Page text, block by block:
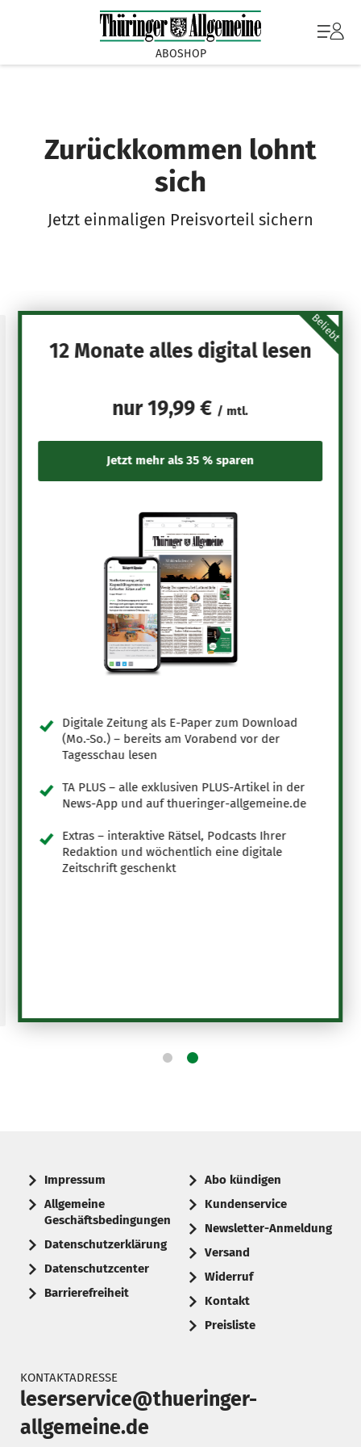
ABOSHOP
Zurückkommen lohnt
sich
Jetzt einmaligen Preisvorteil sichern
Beliebt
12 Monate alles digital lesen
nur19,99 € / mtl.
Digitale Zeitung als E-Paper zum Download
(Mo.-So.) – bereits am Vorabend vor der
Tagesschau lesen
TA PLUS – alle exklusiven PLUS-Artikel in der
News-App und auf thueringer-allgemeine.de
Extras – interaktive Rätsel, Podcasts Ihrer
Redaktion und wöchentlich eine digitale
Zeitschrift geschenkt
Impressum
Allgemeine
Geschäftsbedingungen
Datenschutzerklärung
Datenschutzcenter
Barrierefreiheit
Abo kündigen
Kundenservice
Newsletter-Anmeldung
Versand
Widerruf
Kontakt
Preisliste
KONTAKTADRESSE
leserservice@thueringer-
allgemeine.de